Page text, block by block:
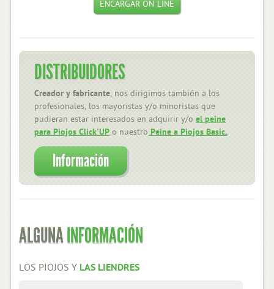
ENCARGAR ON-LINE
DISTRIBUIDORES
Creador y fabricante, nos dirigimos también a los
profesionales, los mayoristas y/o minoristas que
pudieran estar interesados en adquirir y/oel peine
para Piojos Click'UP o nuestro Peine a Piojos Basic..
Información
ALGUNAINFORMACIÓN
LOS PIOJOS Y LAS LIENDRES